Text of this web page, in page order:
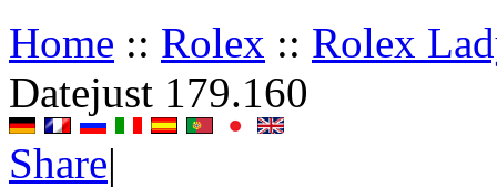
Home :: Rolex :: Rolex
Datejust 179.160
Share|